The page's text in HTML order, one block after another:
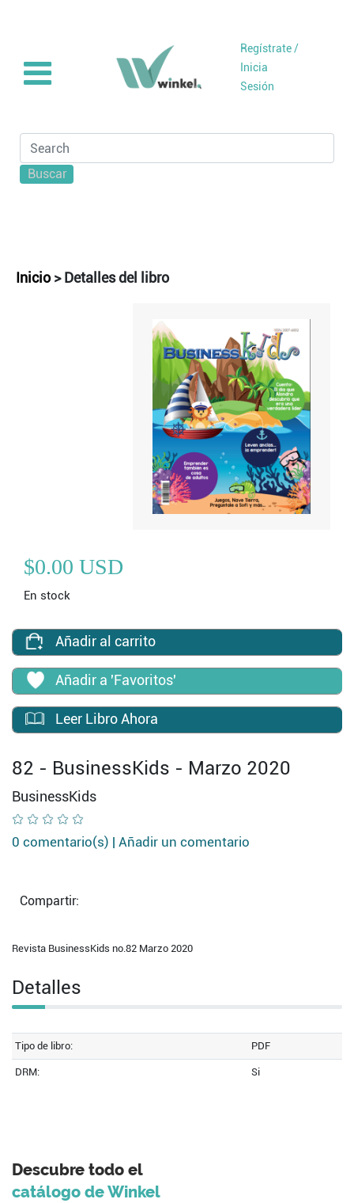
Regístrate /
Inicia
Sesión
Buscar
Inicio >Detalles del libro
$0.00 USD
En stock
Añadir al carrito
Añadir a 'Favoritos'
Leer Libro Ahora
82 - BusinessKids - Marzo 2020
BusinessKids
0 comentario(s) | Añadir un comentario
Compartir:
Revista BusinessKids no.82 Marzo 2020
Detalles
Tipo de libro: PDF
DRM: Si
Descubre todo el
catálogo de Winkel